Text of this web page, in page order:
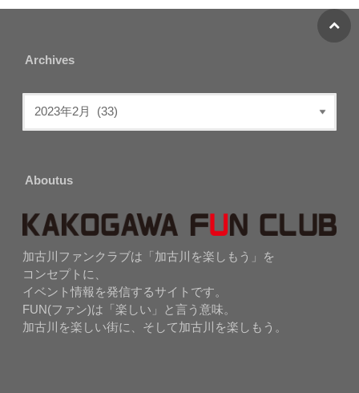
Archives
Aboutus
加古川ファンクラブは「加古川を楽しもう」を
コンセプトに、
イベント情報を発信するサイトです。
FUN(ファン)は「楽しい」と言う意味。
加古川を楽しい街に、そして加古川を楽しもう。